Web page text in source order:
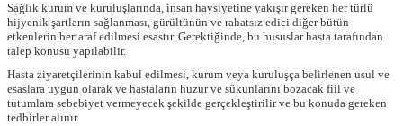
Sağlık kurum ve kuruluşlarında, insan haysiyetine yakışır gereken her türlü
hijyenik şartların sağlanması, gürültünün ve rahatsız edici diğer bütün
etkenlerin bertaraf edilmesi esastır. Gerektiğinde, bu hususlar hasta tarafından
talep konusu yapılabilir.
Hasta ziyaretçilerinin kabul edilmesi, kurum veya kuruluşça belirlenen usul ve
esaslara uygun olarak ve hastaların huzur ve sükunlarını bozacak fiil ve
tutumlara sebebiyet vermeyecek şekilde gerçekleştirilir ve bu konuda gereken
tedbirler alınır.